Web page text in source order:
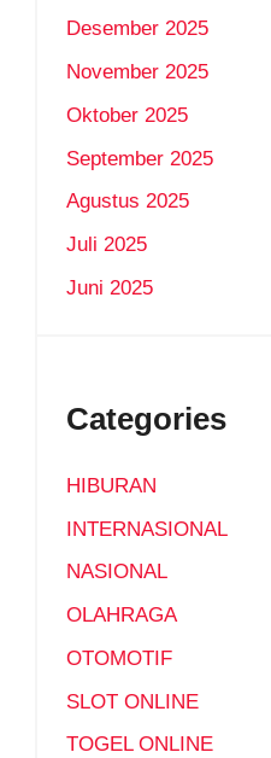
Desember 2025
November 2025
Oktober 2025
September 2025
Agustus 2025
Juli 2025
Juni 2025
Categories
HIBURAN
INTERNASIONAL
NASIONAL
OLAHRAGA
OTOMOTIF
SLOT ONLINE
TOGEL ONLINE